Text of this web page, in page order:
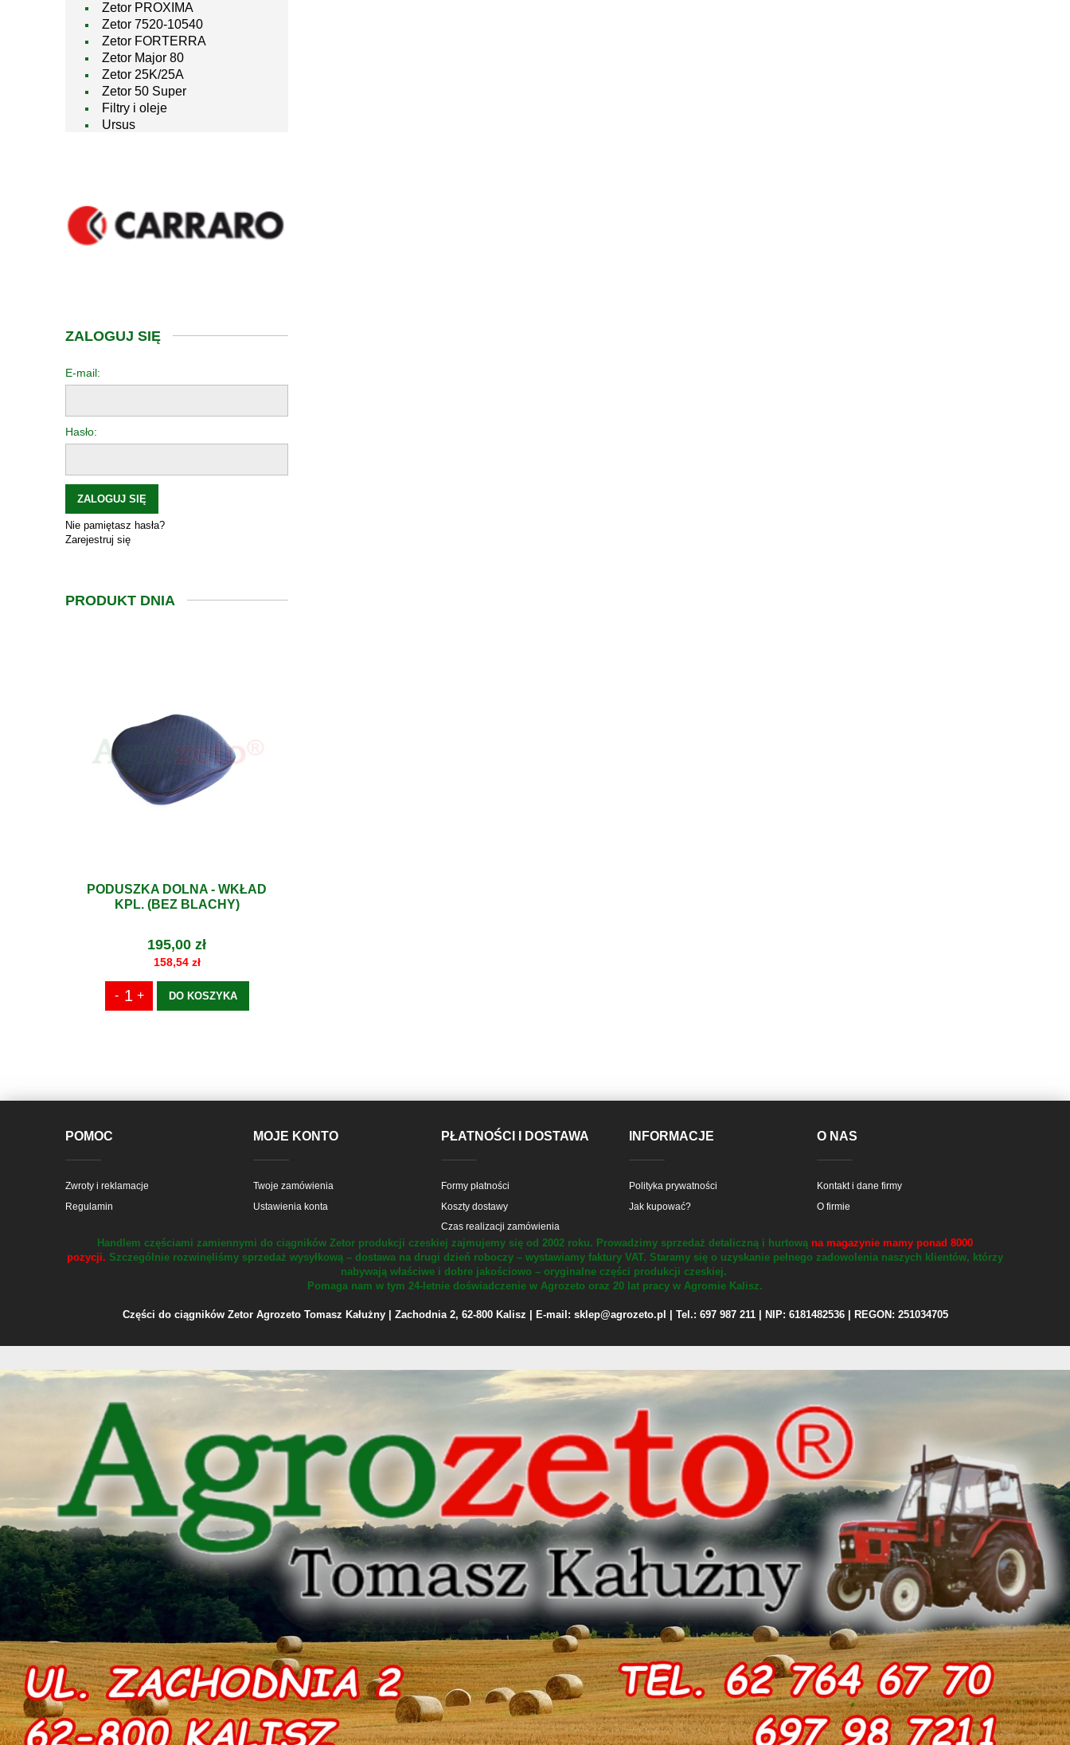
Zetor PROXIMA
Zetor 7520-10540
Zetor FORTERRA
Zetor Major 80
Zetor 25K/25A
Zetor 50 Super
Filtry i oleje
Ursus
ZALOGUJ SIĘ
E-mail:
Hasło:
ZALOGUJ SIĘ
Nie pamiętasz hasła?
Zarejestruj się
PRODUKT DNIA
PODUSZKA DOLNA - WKŁAD
KPL. (BEZ BLACHY)
195,00 zł
158,54 zł
DO KOSZYKA
POMOC
Zwroty i reklamacje
Regulamin
MOJE KONTO
Twoje zamówienia
Ustawienia konta
PŁATNOŚCI I DOSTAWA
Formy płatności
Koszty dostawy
Czas realizacji zamówienia
INFORMACJE
Polityka prywatności
Jak kupować?
O NAS
Kontakt i dane firmy
O firmie
Handlem częściami zamiennymi do ciągników Zetor produkcji czeskiej zajmujemy się od 2002 roku. Prowadzimy sprzedaż detaliczną i hurtową na magazynie mamy ponad 8000
pozycji. Szczególnie rozwinęliśmy sprzedaż wysyłkową – dostawa na drugi dzień roboczy – wystawiamy faktury VAT. Staramy się o uzyskanie pełnego zadowolenia naszych klientów, którzy
nabywają właściwe i dobre jakościowo – oryginalne części produkcji czeskiej.
Pomaga nam w tym 24-letnie doświadczenie w Agrozeto oraz 20 lat pracy w Agromie Kalisz.
Części do ciągników Zetor Agrozeto Tomasz Kałużny | Zachodnia 2, 62-800 Kalisz | E-mail: sklep@agrozeto.pl | Tel.: 697 987 211 | NIP: 6181482536 | REGON: 251034705